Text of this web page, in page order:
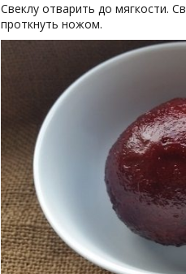
Свеклу отварить до мягкости.
проткнуть ножом.